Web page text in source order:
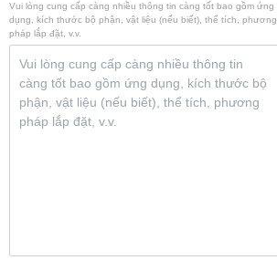
Vui lòng cung cấp càng nhiều thông tin càng tốt bao gồm ứng
dụng, kích thước bộ phận, vật liệu (nếu biết), thể tích, phương
pháp lắp đặt, v.v.